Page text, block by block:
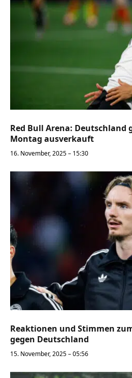
Red Bull Arena: Deutschland
Montag ausverkauft
16. November, 2025 – 15:30
Reaktionen und Stimmen
gegen Deutschland
15. November, 2025 – 05:56